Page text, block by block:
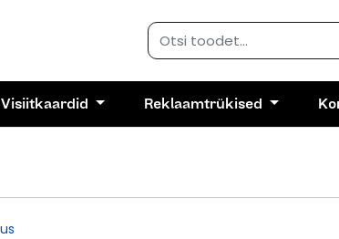
Visiitkaardid Reklaamtrükised